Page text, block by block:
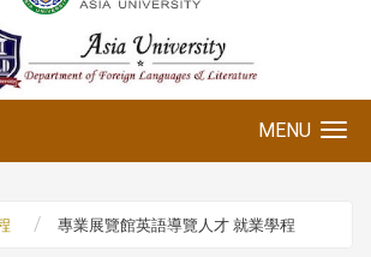
MENU
專業展覽館英語導覽人才 就業學程